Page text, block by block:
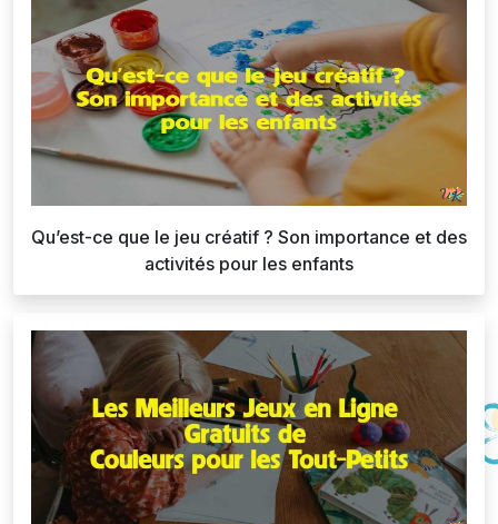
Qu’est-ce que le jeu créatif ? Son importance et des
activités pour les enfants